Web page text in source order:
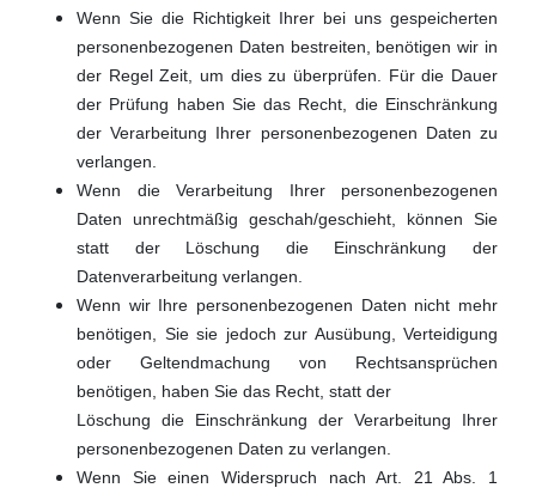
Wenn Sie die Richtigkeit Ihrer bei uns gespeicherten
personenbezogenen Daten bestreiten, benötigen wir in
der Regel Zeit, um dies zu überprüfen. Für die Dauer
der Prüfung haben Sie das Recht, die Einschränkung
der Verarbeitung Ihrer personenbezogenen Daten zu
verlangen.
Wenn die Verarbeitung Ihrer personenbezogenen
Daten unrechtmäßig geschah/geschieht, können Sie
statt der Löschung die Einschränkung der
Datenverarbeitung verlangen.
Wenn wir Ihre personenbezogenen Daten nicht mehr
benötigen, Sie sie jedoch zur Ausübung, Verteidigung
oder Geltendmachung von Rechtsansprüchen
benötigen, haben Sie das Recht, statt der
Löschung die Einschränkung der Verarbeitung Ihrer
personenbezogenen Daten zu verlangen.
Wenn Sie einen Widerspruch nach Art. 21 Abs. 1